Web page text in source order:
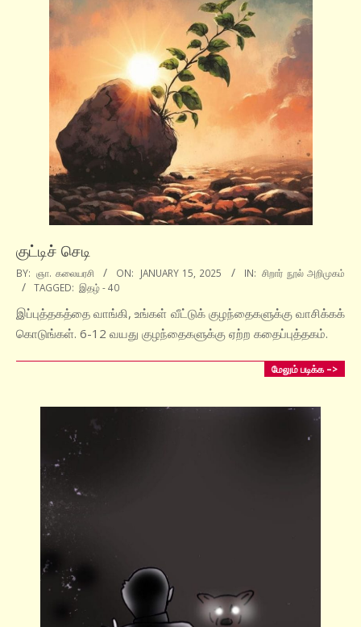
குட்டிச் செடி
2025-
01-
15
BY: ஞா. கலையரசி ON: JANUARY 15, 2025 IN: சிறார் நூல் அறிமுகம்
TAGGED: இதழ் - 40
இப்புத்தகத்தை வாங்கி, உங்கள் வீட்டுக் குழந்தைகளுக்கு வாசிக்கக்
கொடுங்கள். 6-12 வயது குழந்தைகளுக்கு ஏற்ற கதைப்புத்தகம்.
மேலும் படிக்க –>